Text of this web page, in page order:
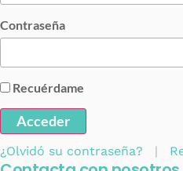
Contraseña
Recuérdame
Acceder
¿Olvidó su contraseña? |